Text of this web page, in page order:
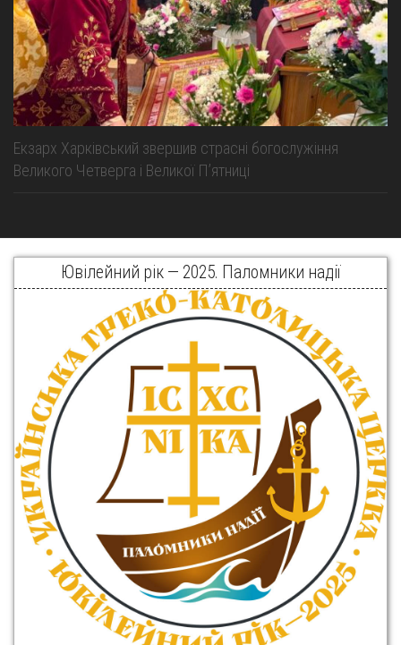
Екзарх Харківський звершив страсні богослужіння
Великого Четверга і Великої Пʼятниці
Ювілейний рік — 2025. Паломники надії